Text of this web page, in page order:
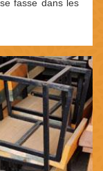
fasse dans les